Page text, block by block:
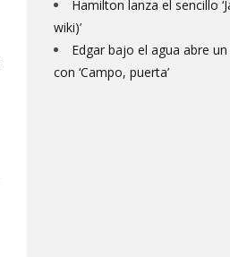
Hamilton lanza el sencillo
wiki)’
Edgar bajo el agua abre
con ‘Campo, puerta’